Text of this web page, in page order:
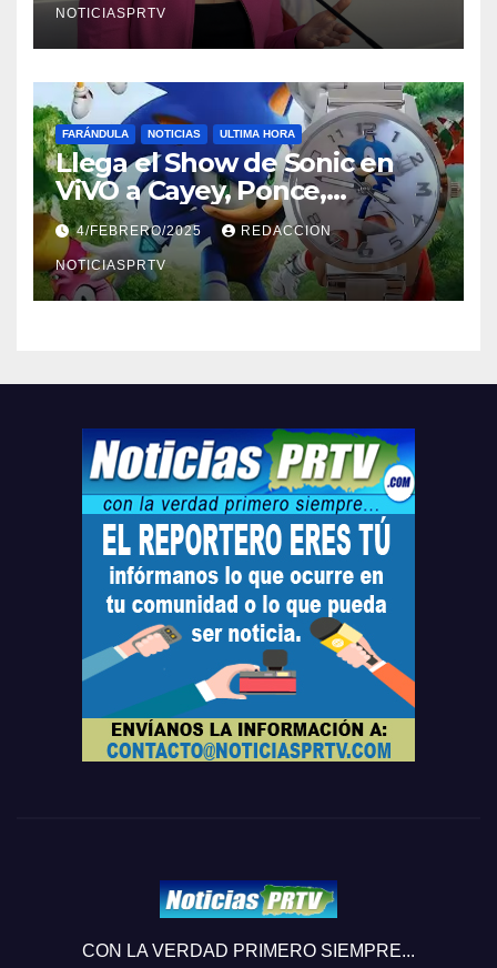
NOTICIASPRTV
FARÁNDULA NOTICIAS ULTIMA HORA
Llega el Show de Sonic en
ViVO a Cayey, Ponce,
Barceloneta y Humacao,
Relojes gratis para el que
compre ahora….
4/FEBRERO/2025 REDACCION
NOTICIASPRTV
CON LA VERDAD PRIMERO SIEMPRE...